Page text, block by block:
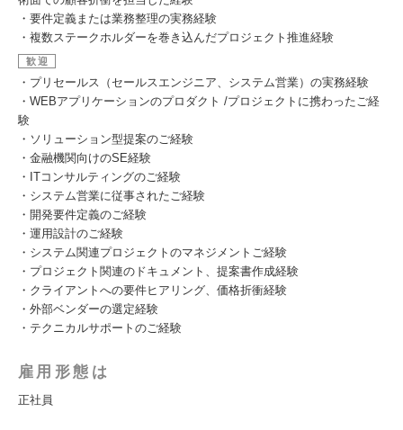
・要件定義または業務整理の実務経験
・複数ステークホルダーを巻き込んだプロジェクト推進経験
歓迎
・プリセールス（セールスエンジニア、システム営業）の実務経験
・WEBアプリケーションのプロダクト /プロジェクトに携わったご経
験
・ソリューション型提案のご経験
・金融機関向けのSE経験
・ITコンサルティングのご経験
・システム営業に従事されたご経験
・開発要件定義のご経験
・運用設計のご経験
・システム関連プロジェクトのマネジメントご経験
・プロジェクト関連のドキュメント、提案書作成経験
・クライアントへの要件ヒアリング、価格折衝経験
・外部ベンダーの選定経験
・テクニカルサポートのご経験
雇用形態は
正社員